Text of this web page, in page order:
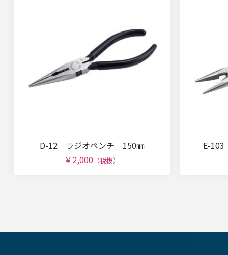
D-12 ラジオペンチ 150㎜
￥2,000 （税抜）
E-